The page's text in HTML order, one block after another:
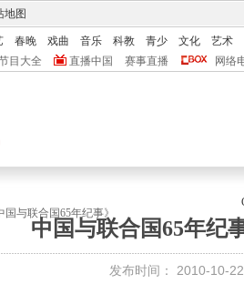
地图
春晚 戏曲 音乐 科教 青少 文化
艺术
目大全 直播中国 赛事直播 网络
国与联合国65年纪事》
中国与联合国65年纪
发布时间： 2010-10-